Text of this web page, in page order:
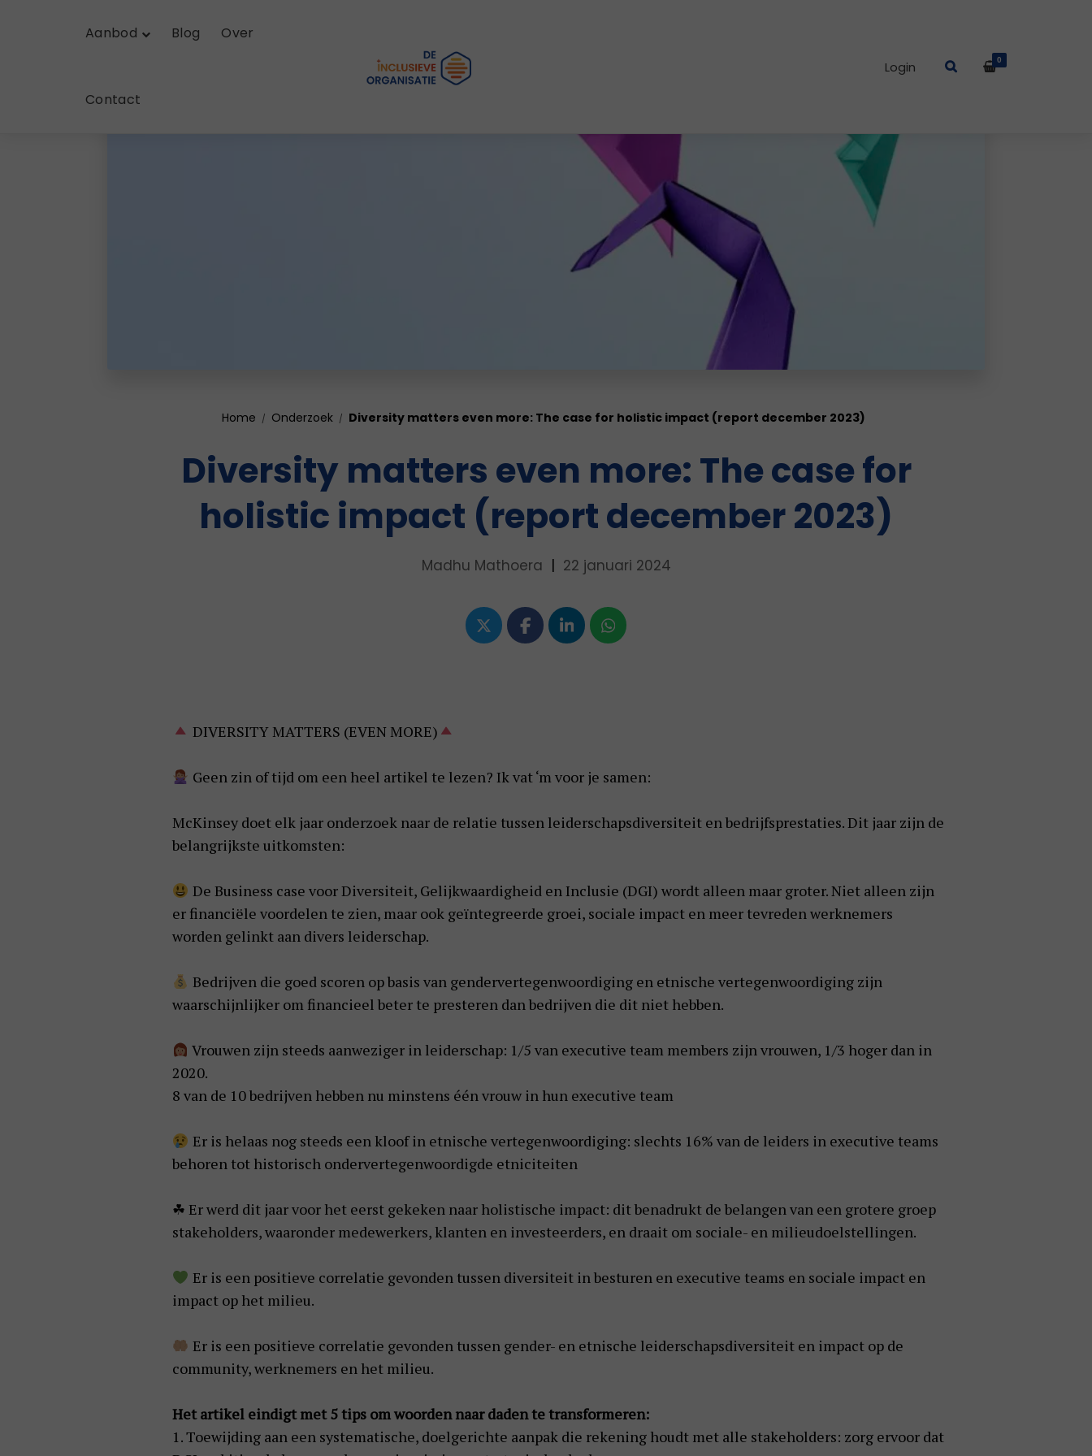
Aanbod Blog Over
Contact
Login 0
Home Onderzoek Diversity matters even more: The case for holistic impact (report december 2023)
Diversity matters even more: The case for
holistic impact (report december 2023)
Madhu Mathoera | 22 januari 2024
DIVERSITY MATTERS (EVEN MORE)
Geen zin of tijd om een heel artikel te lezen? Ik vat ‘m voor je samen:
McKinsey doet elk jaar onderzoek naar de relatie tussen leiderschapsdiversiteit en bedrijfsprestaties. Dit jaar zijn de
belangrijkste uitkomsten:
De Business case voor Diversiteit, Gelijkwaardigheid en Inclusie (DGI) wordt alleen maar groter. Niet alleen zijn
er financiële voordelen te zien, maar ook geïntegreerde groei, sociale impact en meer tevreden werknemers
worden gelinkt aan divers leiderschap.
Bedrijven die goed scoren op basis van gendervertegenwoordiging en etnische vertegenwoordiging zijn
waarschijnlijker om financieel beter te presteren dan bedrijven die dit niet hebben.
Vrouwen zijn steeds aanweziger in leiderschap: 1/5 van executive team members zijn vrouwen, 1/3 hoger dan in
2020.
8 van de 10 bedrijven hebben nu minstens één vrouw in hun executive team
Er is helaas nog steeds een kloof in etnische vertegenwoordiging: slechts 16% van de leiders in executive teams
behoren tot historisch ondervertegenwoordigde etniciteiten
☘ Er werd dit jaar voor het eerst gekeken naar holistische impact: dit benadrukt de belangen van een grotere groep
stakeholders, waaronder medewerkers, klanten en investeerders, en draait om sociale- en milieudoelstellingen.
Er is een positieve correlatie gevonden tussen diversiteit in besturen en executive teams en sociale impact en
impact op het milieu.
Er is een positieve correlatie gevonden tussen gender- en etnische leiderschapsdiversiteit en impact op de
community, werknemers en het milieu.
Het artikel eindigt met 5 tips om woorden naar daden te transformeren:
1. Toewijding aan een systematische, doelgerichte aanpak die rekening houdt met alle stakeholders: zorg ervoor dat